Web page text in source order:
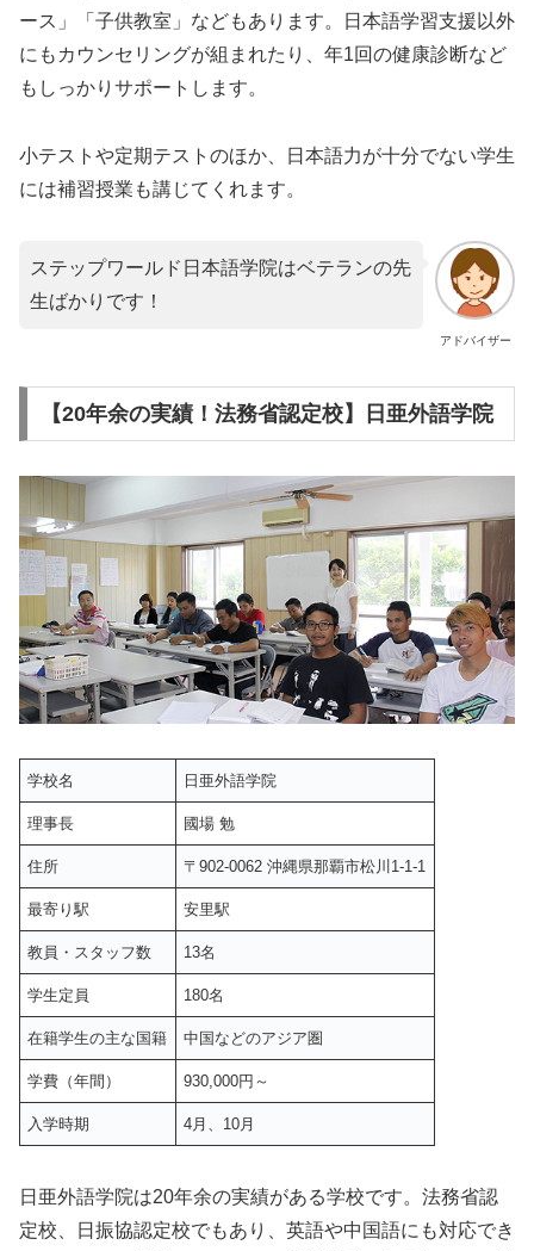
ース」「子供教室」などもあります。日本語学習支援以外
にもカウンセリングが組まれたり、年1回の健康診断など
もしっかりサポートします。
小テストや定期テストのほか、日本語力が十分でない学生
には補習授業も講じてくれます。
アドバイザー
ステップワールド日本語学院はベテランの先
生ばかりです！
【20年余の実績！法務省認定校】日亜外語学院
学校名 日亜外語学院
理事長 國場 勉
住所 〒902-0062 沖縄県那覇市松川1-1-1
最寄り駅 安里駅
教員・スタッフ数 13名
学生定員 180名
在籍学生の主な国籍 中国などのアジア圏
学費（年間） 930,000円～
入学時期 4月、10月
日亜外語学院は20年余の実績がある学校です。法務省認
定校、日振協認定校でもあり、英語や中国語にも対応でき